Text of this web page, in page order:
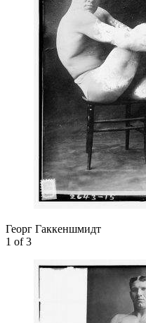
Георг Гаккеншмидт
1 of 3